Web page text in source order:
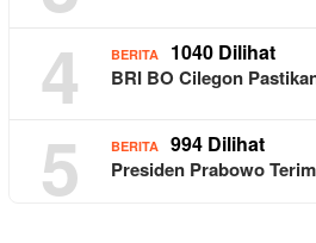
4 BERITA 1040 Dilihat
BRI BO Cilegon
5 BERITA 994 Dilihat
Presiden Prabowo